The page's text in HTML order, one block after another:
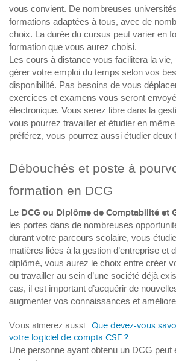
vous convient. De nombreuses
formations adaptées à tous, avec de
choix. La durée du cursus peut varier en
formation que vous aurez choisi.
Les cours à distance vous facilitera la
gérer votre emploi du temps selon vos
disponibilité. Pas besoins de vous
exercices et examens vous seront
électronique. Vous serez libre dans la
vous pourrez travailler et étudier en
préférez, vous pourrez aussi étudier deux
Débouchés et poste à
formation en DCG
Le DCG ou Diplôme de Comptabilité et
les portes dans de nombreuses
durant votre parcours scolaire, vous
matières liées à la gestion d’entreprise et
diplômé, vous aurez le choix entre créer
ou travailler au sein d’une société déjà
cas, il est important d’acquérir de
augmenter vos connaissances et
Vous aimerez aussi : Que devez-vous
votre logiciel de compta CSE ?
Une personne ayant obtenu un DCG peut